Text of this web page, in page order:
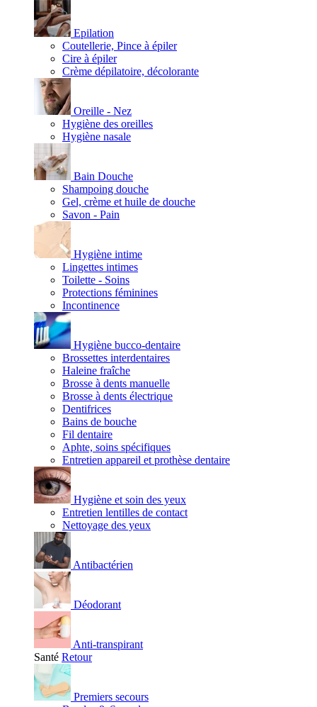
Epilation
Coutellerie, Pince à épiler
Cire à épiler
Crème dépilatoire, décolorante
Oreille - Nez
Hygiène des oreilles
Hygiène nasale
Bain Douche
Shampoing douche
Gel, crème et huile de douche
Savon - Pain
Hygiène intime
Lingettes intimes
Toilette - Soins
Protections féminines
Incontinence
Hygiène bucco-dentaire
Brossettes interdentaires
Haleine fraîche
Brosse à dents manuelle
Brosse à dents électrique
Dentifrices
Bains de bouche
Fil dentaire
Aphte, soins spécifiques
Entretien appareil et prothèse dentaire
Hygiène et soin des yeux
Entretien lentilles de contact
Nettoyage des yeux
Antibactérien
Déodorant
Anti-transpirant
Santé Retour
Premiers secours